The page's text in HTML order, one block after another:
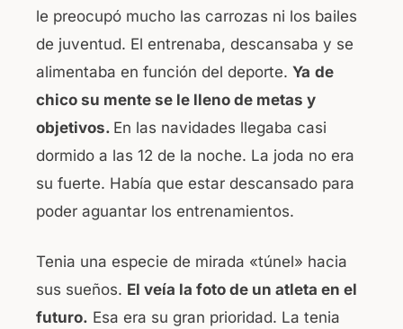
le preocupó mucho las carrozas ni los bailes
de juventud. El entrenaba, descansaba y se
alimentaba en función del deporte. Ya de
chico su mente se le lleno de metas y
objetivos. En las navidades llegaba casi
dormido a las 12 de la noche. La joda no era
su fuerte. Había que estar descansado para
poder aguantar los entrenamientos.
Tenia una especie de mirada «túnel» hacia
sus sueños. El veía la foto de un atleta en el
futuro. Esa era su gran prioridad. La tenia